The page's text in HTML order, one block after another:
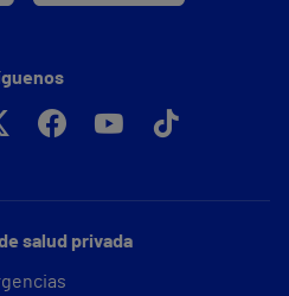
salud privada